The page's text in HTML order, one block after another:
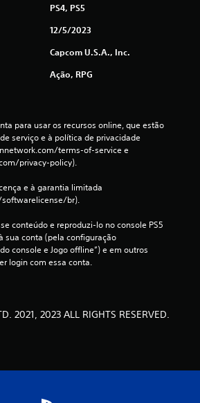
PS4, PS5
12/5/2023
Capcom U.S.A., Inc.
Ação, RPG
para usar os recursos online, que estão
serviço e à política de privacidade
terms-of-service e
privacy-policy).
e à garantia limitada
br).
conteúdo e reproduzi-lo no console PS5
sua conta (pela configuração
console e Jogo offline”) e em outros
login com essa conta.
2021, 2023 ALL RIGHTS RESERVED.